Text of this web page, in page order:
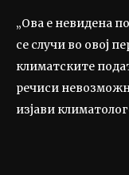
„Ова е невидена
се случи во овој
климатските
речиси
изјави